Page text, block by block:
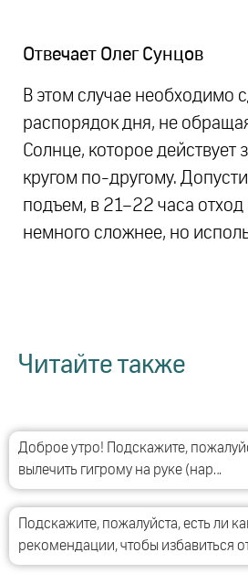
Отвечает Олег Сунцов
В этом случае необходимо
распорядок дня, не
Солнце, которое действует
кругом по-другому.
подъем, в 21–22 часа отход
немного сложнее, но
Читайте также
Доброе утро! Подскажите,
вылечить гигрому на руке (нар…
Подскажите, пожалуйста, есть ли
рекомендации, чтобы избавиться